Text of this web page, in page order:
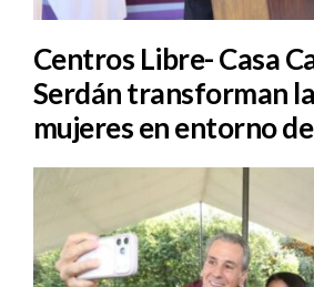
Centros Libre- Casa
Serdán transforman
mujeres en entorno